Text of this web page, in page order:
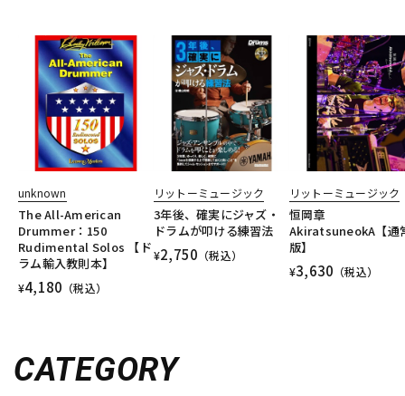
unknown
The All-American
Drummer：150
Rudimental Solos 【ド
ラム輸入教則本】
¥4,180 （税込）
リットーミュージック
3年後、確実にジャズ・
ドラムが叩ける練習法
¥2,750 （税込）
リットーミュージック
恒岡章
AkiratsuneokA【通
版】
¥3,630 （税込）
CATEGORY